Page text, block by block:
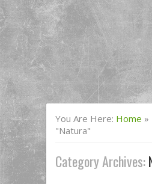
You Are Here: Home »
"natura"
Category Archives: